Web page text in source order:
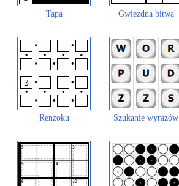
Tapa Gwiezdna bitwa
Renzoku Szukanie wyrazów